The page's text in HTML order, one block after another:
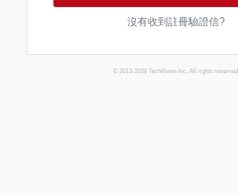
沒有收到註冊驗證信?
© 2013-2026 TechNews Inc. All rights reserved.